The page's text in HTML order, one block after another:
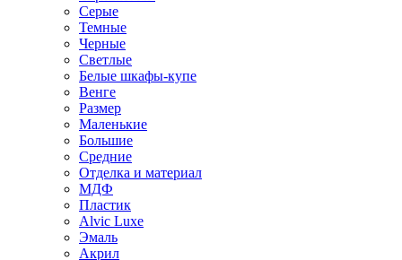
Серые
Темные
Черные
Светлые
Белые шкафы-купе
Венге
Размер
Маленькие
Большие
Средние
Отделка и материал
МДФ
Пластик
Alvic Luxe
Эмаль
Акрил